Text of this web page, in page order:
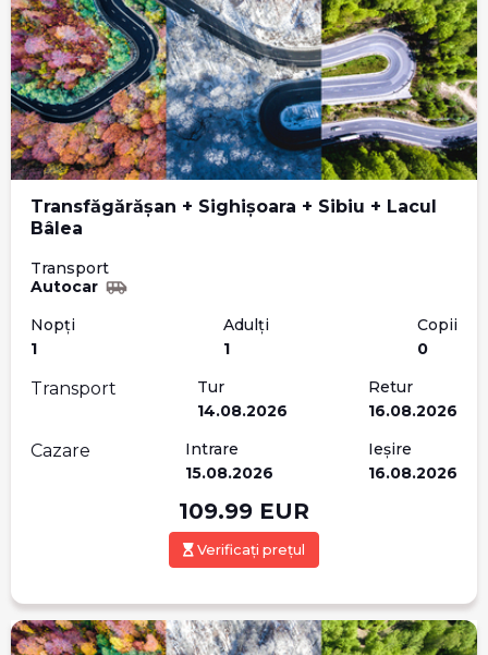
Transfăgărășan + Sighișoara + Sibiu + Lacul
Bâlea
Transport
Autocar
Nopți
1
Adulți
1
Copii
0
Transport
Tur
14.08.2026
Retur
16.08.2026
Cazare
Intrare
15.08.2026
Ieșire
16.08.2026
109.99 EUR
Verificați prețul